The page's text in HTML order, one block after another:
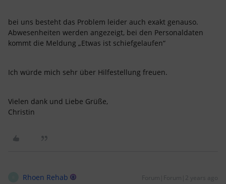
bei uns besteht das Problem leider auch exakt genauso.
Abwesenheiten werden angezeigt, bei den Personaldaten
kommt die Meldung „Etwas ist schiefgelaufen“
Ich würde mich sehr über Hilfestellung freuen.
Vielen dank und Liebe Grüße,
Christin
Rhoen Rehab Forum|Forum|2 years ago